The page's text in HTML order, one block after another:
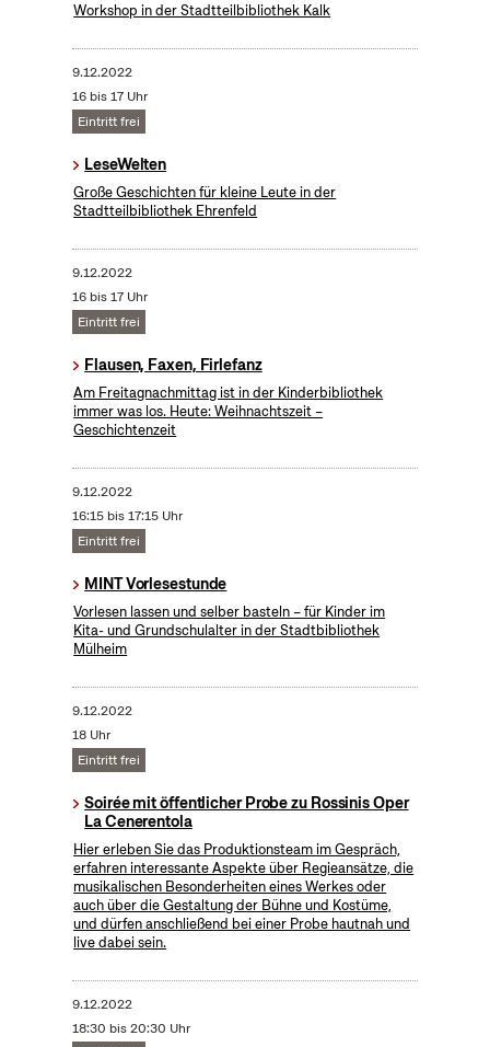
Workshop in der Stadtteilbibliothek Kalk
9.12.2022
16 bis 17 Uhr
Eintritt frei
LeseWelten
Große Geschichten für kleine Leute in der
Stadtteilbibliothek Ehrenfeld
9.12.2022
16 bis 17 Uhr
Eintritt frei
Flausen, Faxen, Firlefanz
Am Freitagnachmittag ist in der Kinderbibliothek
immer was los. Heute: Weihnachtszeit –
Geschichtenzeit
9.12.2022
16:15 bis 17:15 Uhr
Eintritt frei
MINT Vorlesestunde
Vorlesen lassen und selber basteln – für Kinder im
Kita- und Grundschulalter in der Stadtbibliothek
Mülheim
9.12.2022
18 Uhr
Eintritt frei
Soirée mit öffentlicher Probe zu Rossinis Oper
La Cenerentola
Hier erleben Sie das Produktionsteam im Gespräch,
erfahren interessante Aspekte über Regieansätze, die
musikalischen Besonderheiten eines Werkes oder
auch über die Gestaltung der Bühne und Kostüme,
und dürfen anschließend bei einer Probe hautnah und
live dabei sein.
9.12.2022
18:30 bis 20:30 Uhr